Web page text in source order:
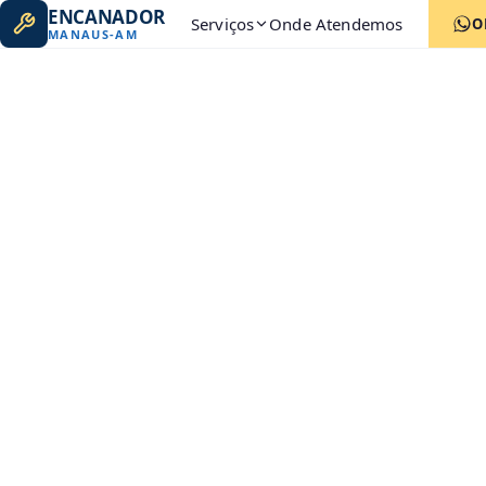
ENCANADOR
MANAUS-AM Serviços Onde Atendemos